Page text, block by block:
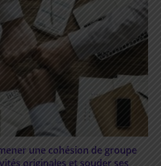
une cohésion de groupe
originales et souder ses